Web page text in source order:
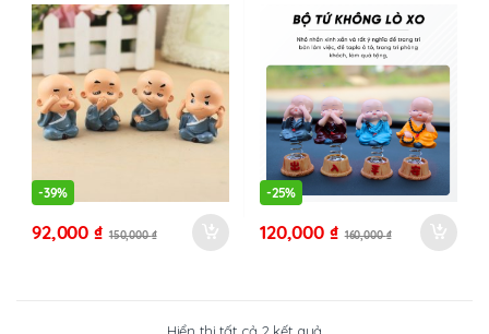
-39%
92,000₫ 150,000₫
-25%
120,000 ₫ 160,000₫
Hiển thị tất cả 2 kết quả